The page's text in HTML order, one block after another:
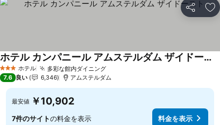
シェア お
3 ホテルのランク
ホテル 多彩な館内ダイニング
ホテル カンパニール アムステルダム ザイドースト
7.6 良い 6,346 アムステルダム
最安値 ￥10,902
7件のサイトの料金を表示 料金を表示